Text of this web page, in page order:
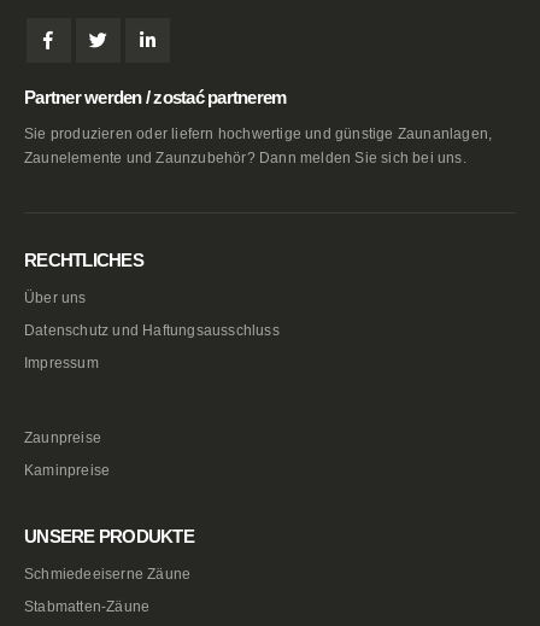
Partner werden / zostać partnerem
Sie produzieren oder liefern hochwertige und günstige Zaunanlagen,
Zaunelemente und Zaunzubehör? Dann melden Sie sich bei uns.
RECHTLICHES
Über uns
Datenschutz und Haftungsausschluss
Impressum
Zaunpreise
Kaminpreise
UNSERE PRODUKTE
Schmiedeeiserne Zäune
Stabmatten-Zäune